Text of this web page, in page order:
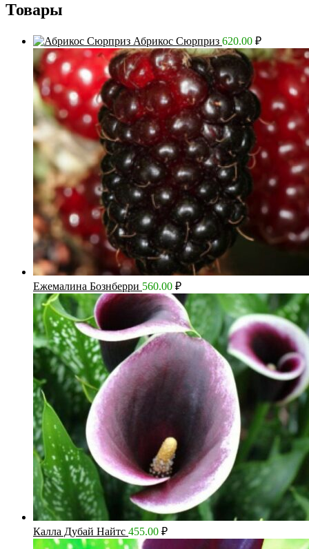
Товары
Абрикос Сюрприз 620.00 ₽
Ежемалина Бознберри 560.00 ₽
Калла Дубай Найтс 455.00 ₽